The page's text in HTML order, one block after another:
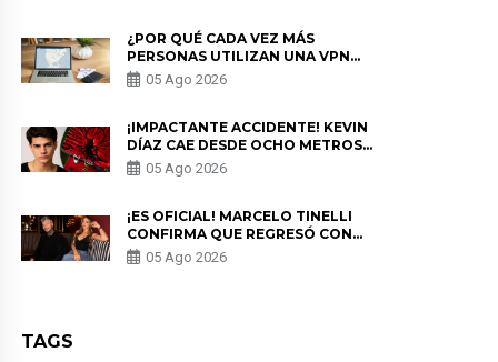
¿POR QUÉ CADA VEZ MÁS
PERSONAS UTILIZAN UNA VPN
PARA PROTEGER SU
PRIVACIDAD?
05 Ago 2026
¡IMPACTANTE ACCIDENTE! KEVIN
DÍAZ CAE DESDE OCHO METROS
EN “ESTO ES GUERRA” Y GENERA
PREOCUPACIÓN
05 Ago 2026
¡ES OFICIAL! MARCELO TINELLI
CONFIRMA QUE REGRESÓ CON
MILETT FIGUEROA: “EL AMOR
PUDO MÁS”
05 Ago 2026
TAGS